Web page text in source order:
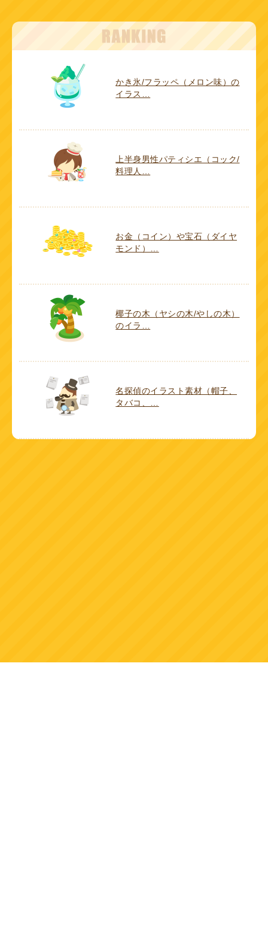
かき氷/フラッペ（メロン味）の
イラス…
上半身男性パティシエ（コック/
料理人…
お金（コイン）や宝石（ダイヤ
モンド）…
椰子の木（ヤシの木/やしの木）
のイラ…
名探偵のイラスト素材（帽子、
タバコ、…